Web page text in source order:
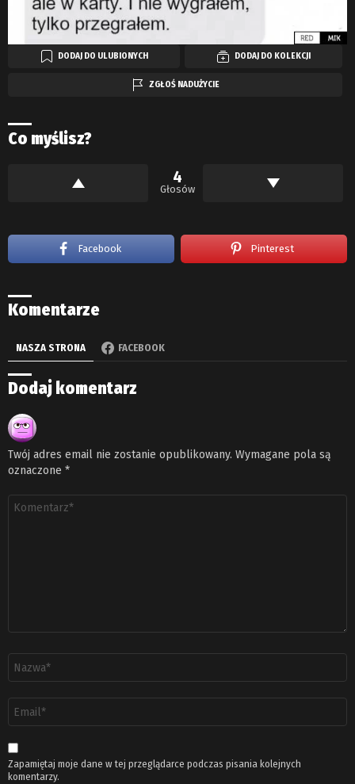
DODAJ DO ULUBIONYCH DODAJ DO KOLEKCJI
ZGŁOŚ NADUŻYCIE
Co myślisz?
4
Głosów
Facebook Pinterest
Komentarze
NASZA STRONA FACEBOOK
Dodaj komentarz
Twój adres email nie zostanie opublikowany. Wymagane pola są
oznaczone *
Komentarz
email
*
Zapamiętaj moje dane w tej przeglądarce podczas pisania kolejnych
komentarzy.